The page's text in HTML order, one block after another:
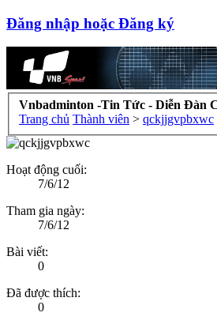
Đăng nhập hoặc Đăng ký
Vnbadminton -Tin Tức - Diễn Đàn
Trang chủ Thành viên > qckjjgvpbxwc
Hoạt động cuối:
7/6/12
Tham gia ngày:
7/6/12
Bài viết:
0
Đã được thích:
0